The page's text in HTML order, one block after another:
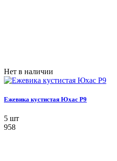
Нет в наличии
Ежевика кустистая Юхас P9
5 шт
958